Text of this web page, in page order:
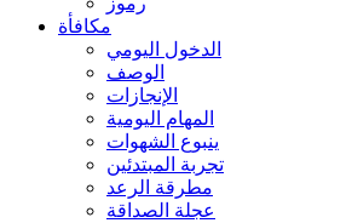
مكافأة
الدخول اليومي
الوصف
الإنجازات
المهام اليومية
ينبوع الشهوات
تجربة المبتدئين
مطرقة الرعد
عجلة الصداقة